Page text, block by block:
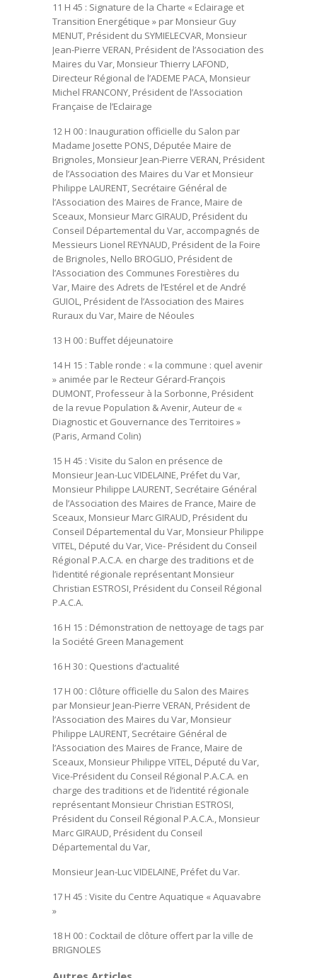
11 H 45 : Signature de la Charte « Eclairage et
Transition Energétique » par Monsieur Guy
MENUT, Président du SYMIELECVAR, Monsieur
Jean-Pierre VERAN, Président de l’Association des
Maires du Var, Monsieur Thierry LAFOND,
Directeur Régional de l’ADEME PACA, Monsieur
Michel FRANCONY, Président de l’Association
Française de l’Eclairage
12 H 00 : Inauguration officielle du Salon par
Madame Josette PONS, Députée Maire de
Brignoles, Monsieur Jean-Pierre VERAN, Président
de l’Association des Maires du Var et Monsieur
Philippe LAURENT, Secrétaire Général de
l’Association des Maires de France, Maire de
Sceaux, Monsieur Marc GIRAUD, Président du
Conseil Départemental du Var, accompagnés de
Messieurs Lionel REYNAUD, Président de la Foire
de Brignoles, Nello BROGLIO, Président de
l’Association des Communes Forestières du
Var, Maire des Adrets de l’Estérel et de André
GUIOL, Président de l’Association des Maires
Ruraux du Var, Maire de Néoules
13 H 00 : Buffet déjeunatoire
14 H 15 : Table ronde : « la commune : quel avenir
» animée par le Recteur Gérard-François
DUMONT, Professeur à la Sorbonne, Président
de la revue Population & Avenir, Auteur de «
Diagnostic et Gouvernance des Territoires »
(Paris, Armand Colin)
15 H 45 : Visite du Salon en présence de
Monsieur Jean-Luc VIDELAINE, Préfet du Var,
Monsieur Philippe LAURENT, Secrétaire Général
de l’Association des Maires de France, Maire de
Sceaux, Monsieur Marc GIRAUD, Président du
Conseil Départemental du Var, Monsieur Philippe
VITEL, Député du Var, Vice- Président du Conseil
Régional P.A.C.A. en charge des traditions et de
l’identité régionale représentant Monsieur
Christian ESTROSI, Président du Conseil Régional
P.A.C.A.
16 H 15 : Démonstration de nettoyage de tags par
la Société Green Management
16 H 30 : Questions d’actualité
17 H 00 : Clôture officielle du Salon des Maires
par Monsieur Jean-Pierre VERAN, Président de
l’Association des Maires du Var, Monsieur
Philippe LAURENT, Secrétaire Général de
l’Association des Maires de France, Maire de
Sceaux, Monsieur Philippe VITEL, Député du Var,
Vice-Président du Conseil Régional P.A.C.A. en
charge des traditions et de l’identité régionale
représentant Monsieur Christian ESTROSI,
Président du Conseil Régional P.A.C.A., Monsieur
Marc GIRAUD, Président du Conseil
Départemental du Var,
Monsieur Jean-Luc VIDELAINE, Préfet du Var.
17 H 45 : Visite du Centre Aquatique « Aquavabre
»
18 H 00 : Cocktail de clôture offert par la ville de
BRIGNOLES